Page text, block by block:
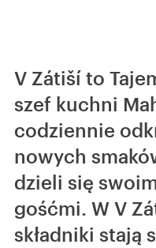
V Zátiší to
szef kuchni
codziennie
nowych
dzieli się
gośćmi. W V
składniki stają